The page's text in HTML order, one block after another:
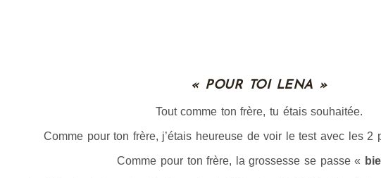
« POUR TOI LENA »
Tout comme ton frère, tu étais souhaitée.
Comme pour ton frère, j’étais heureuse de voir le test avec les 2
Comme pour ton frère, la grossesse se passe «